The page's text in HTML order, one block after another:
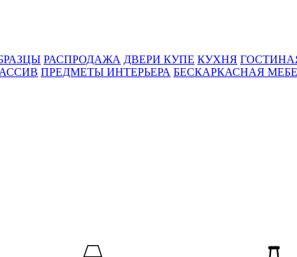
РАСПРОДАЖА ДВЕРИ КУПЕ КУХНЯ
ПРЕДМЕТЫ ИНТЕРЬЕРА БЕСКАРКАСНАЯ